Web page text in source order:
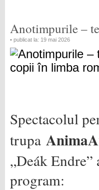
Anotimpurile –
• publicat la: 19 mai 2026
Spectacolul
trupa
„Deák
program: